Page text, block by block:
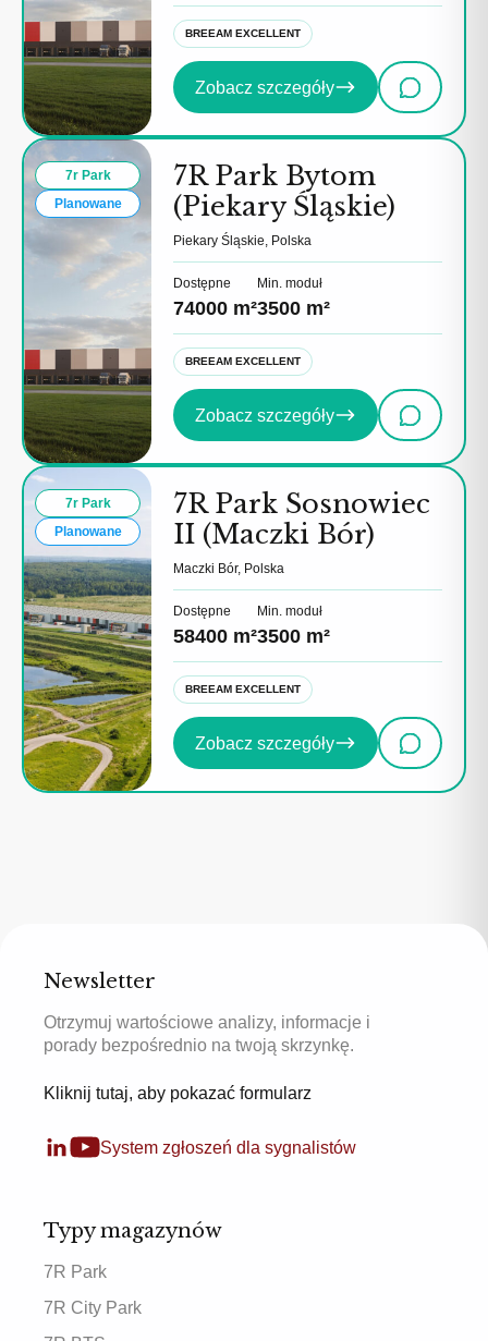
BREEAM EXCELLENT
Zobacz szczegóły
7r Park
Planowane
7R Park Bytom
(Piekary Śląskie)
Piekary Śląskie, Polska
Dostępne
74000 m²
Min. moduł
3500 m²
BREEAM EXCELLENT
Zobacz szczegóły
7r Park
Planowane
7R Park Sosnowiec
II (Maczki Bór)
Maczki Bór, Polska
Dostępne
58400 m²
Min. moduł
3500 m²
BREEAM EXCELLENT
Zobacz szczegóły
Newsletter
Otrzymuj wartościowe analizy, informacje i
porady bezpośrednio na twoją skrzynkę.
Kliknij tutaj, aby pokazać formularz
System zgłoszeń dla sygnalistów
Typy magazynów
7R Park
7R City Park